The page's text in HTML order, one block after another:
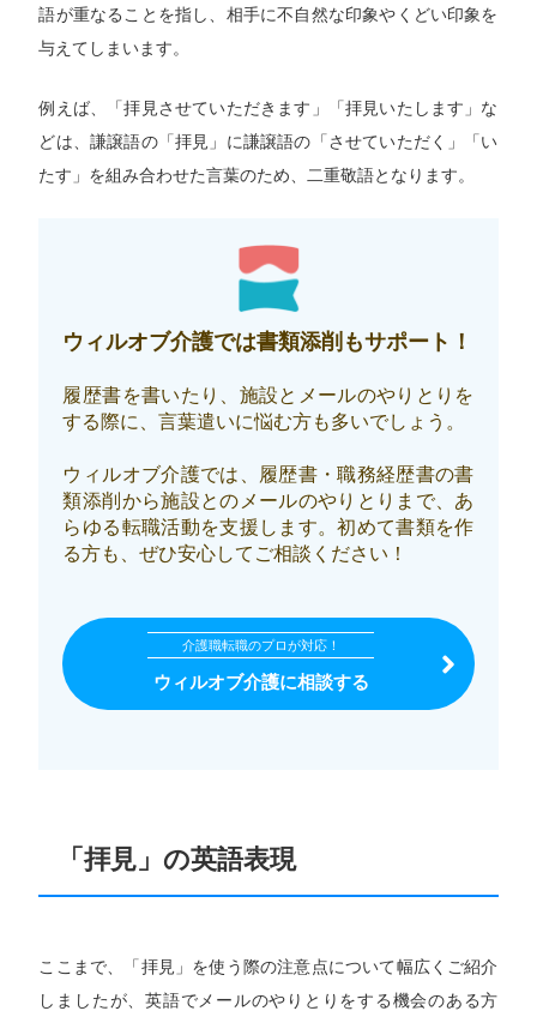
語が重なることを指し、相手に不自然な印象やくどい印象を
与えてしまいます。
例えば、「拝見させていただきます」「拝見いたします」な
どは、謙譲語の「拝見」に謙譲語の「させていただく」「い
たす」を組み合わせた言葉のため、二重敬語となります。
ウィルオブ介護では書類添削もサポート！
履歴書を書いたり、施設とメールのやりとりを
する際に、言葉遣いに悩む方も多いでしょう。
ウィルオブ介護では、履歴書・職務経歴書の書
類添削から施設とのメールのやりとりまで、あ
らゆる転職活動を支援します。初めて書類を作
る方も、ぜひ安心してご相談ください！
介護職転職のプロが対応！
ウィルオブ介護に相談する
「拝見」の英語表現
ここまで、「拝見」を使う際の注意点について幅広くご紹介
しましたが、英語でメールのやりとりをする機会のある方